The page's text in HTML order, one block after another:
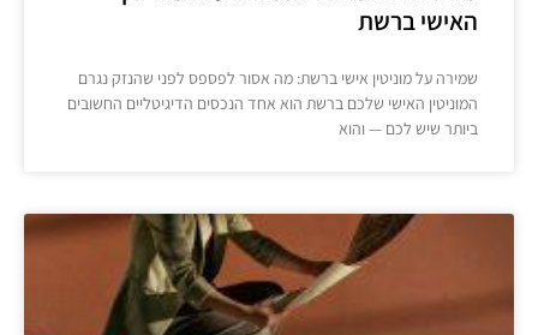
האישי ברשת
שמירה על מוניטין אישי ברשת: מה אסור לפספס לפני שהנזק נגרם
המוניטין האישי שלכם ברשת הוא אחד הנכסים הדיגיטליים החשובים
ביותר שיש לכם — והוא